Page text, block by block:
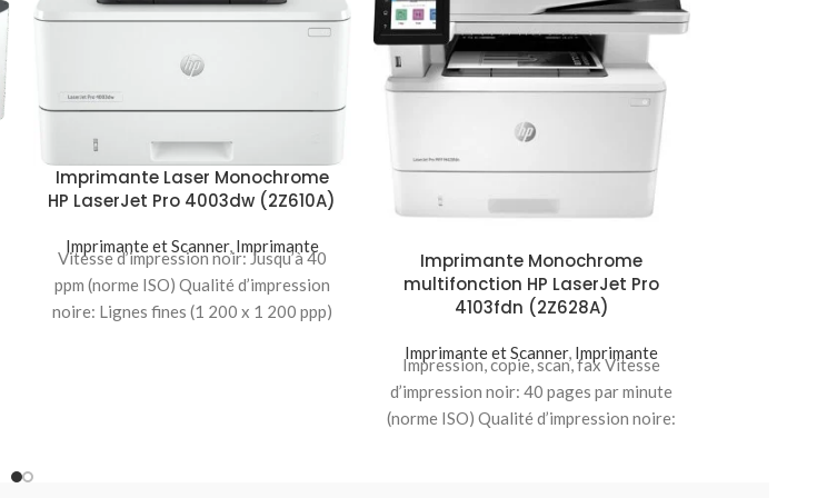
Imprimante Laser Monochrome
HP LaserJet Pro 4003dw (2Z610A)
Imprimante et Scanner, Imprimante
Vitesse d’impression noir: Jusqu’à 40
ppm (norme ISO) Qualité d’impression
noire: Lignes fines (1 200 x 1 200 ppp)
Imprimante Monochrome
multifonction HP LaserJet Pro
4103fdn (2Z628A)
Imprimante et Scanner, Imprimante
Impression, copie, scan, fax Vitesse
d’impression noir: 40 pages par minute
(norme ISO) Qualité d’impression noire: